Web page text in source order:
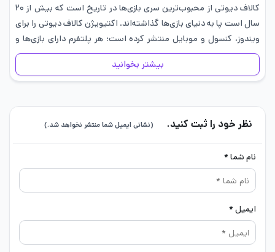
کالاف دیوتی از محبوب‌ترین سری بازی‌ها در تاریخ است که بیش از ۲۰
سال است پا به دنیای بازی‌ها گذاشته‌اند. اکتیویژن کالاف دیوتی را برای
ویندوز، کنسول و موبایل منتشر کرده است؛ هر پلتفرم دارای بازی‌ها و
عناوین مختلفی از…
بیشتر بخوانید
نظر خود را ثبت کنید. (نشانی ایمیل شما منتشر نخواهد شد.)
نام شما *
ایمیل *